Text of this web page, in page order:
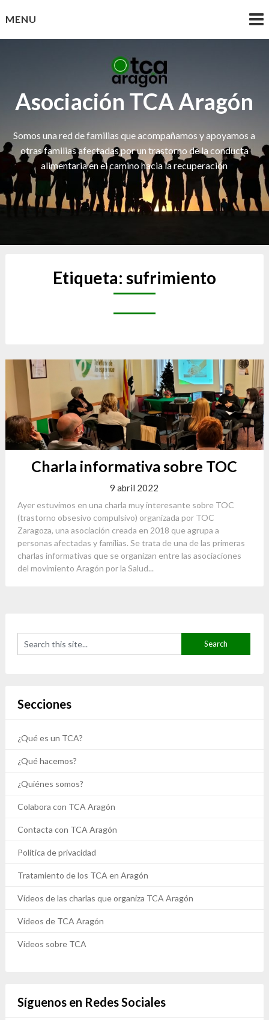
toMENU
Asociación TCA Aragón
Somos una red de familias que acompañamos y apoyamos a
otras familias afectadas por un trastorno de la conducta
alimentaria en el camino hacia la recuperación
Etiqueta: sufrimiento
Charla informativa sobre TOC
9 abril 2022
Ayer estuvimos en una charla muy interesante sobre TOC
(trastorno obsesivo compulsivo) organizada por TOC
Zaragoza, una asociación creada en 2018 que agrupa a
personas afectadas y familias. Se trata de una de las primeras
charlas informativas que se organizan entre las asociaciones
del movimiento Aragón por la Salud...
Secciones
¿Qué es un TCA?
¿Qué hacemos?
¿Quiénes somos?
Colabora con TCA Aragón
Contacta con TCA Aragón
Política de privacidad
Tratamiento de los TCA en Aragón
Vídeos de las charlas que organiza TCA Aragón
Vídeos de TCA Aragón
Vídeos sobre TCA
Síguenos en Redes Sociales